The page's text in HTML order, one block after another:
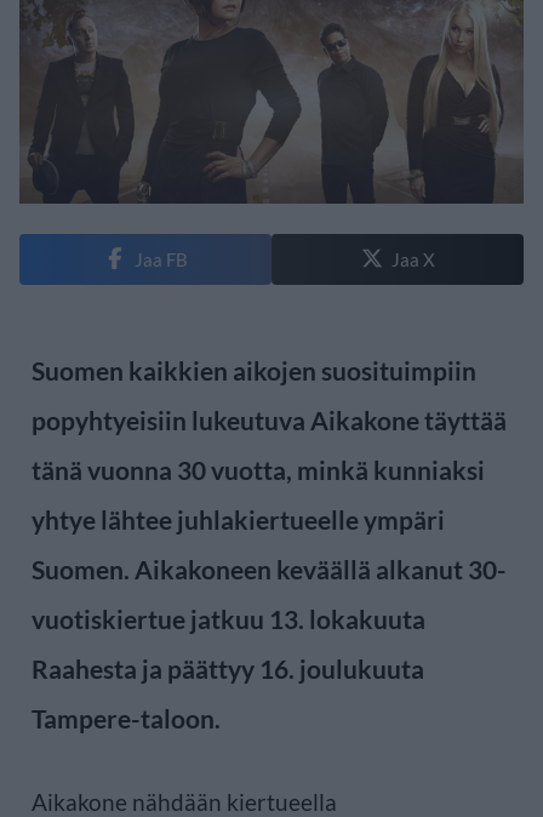
Jaa FB Jaa X
Suomen kaikkien aikojen suosituimpiin
popyhtyeisiin lukeutuva Aikakone täyttää
tänä vuonna 30 vuotta, minkä kunniaksi
yhtye lähtee juhlakiertueelle ympäri
Suomen. Aikakoneen keväällä alkanut 30-
vuotiskiertue jatkuu 13. lokakuuta
Raahesta ja päättyy 16. joulukuuta
Tampere-taloon.
Aikakone nähdään kiertueella